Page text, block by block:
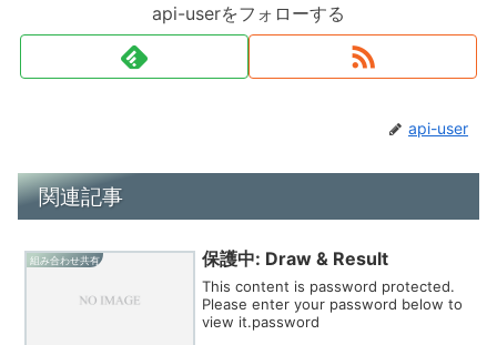
api-userをフォローする
api-user
関連記事
組み合わせ共有 保護中: Draw & Result
This content is password protected.
Please enter your password below to
view it.password